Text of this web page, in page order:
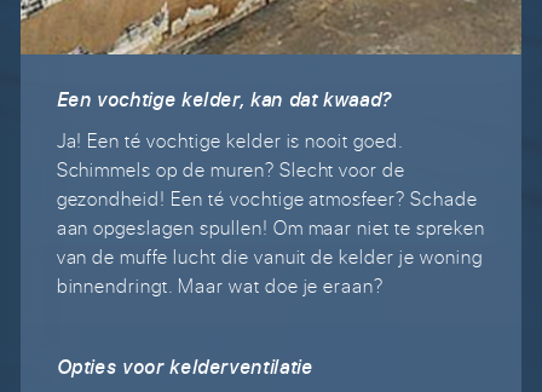
Een vochtige kelder, kan dat kwaad?
Ja! Een té vochtige kelder is nooit goed.
Schimmels op de muren? Slecht voor de
gezondheid! Een té vochtige atmosfeer? Schade
aan opgeslagen spullen! Om maar niet te spreken
van de muffe lucht die vanuit de kelder je woning
binnendringt. Maar wat doe je eraan?
Opties voor kelderventilatie